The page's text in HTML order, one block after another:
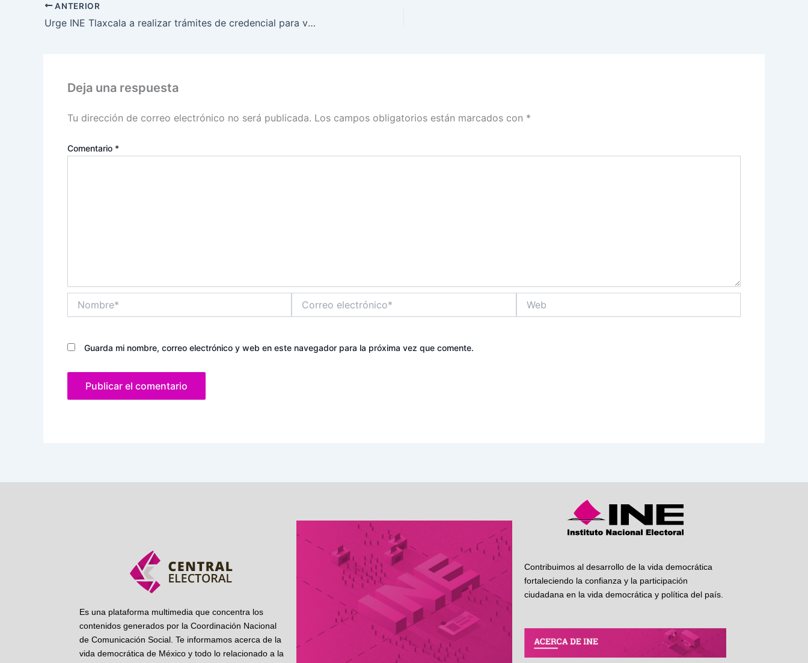
ANTERIOR
Urge INE Tlaxcala a realizar trámites de credencial para votar antes del 10 de febrero de 2025
Deja una respuesta
Tu dirección de correo electrónico no será publicada. Los campos obligatorios están marcados con *
Comentario *
electrónico*
Guarda mi nombre, correo electrónico y web en este navegador para la próxima vez que comente.
Es una plataforma multimedia que concentra los
contenidos generados por la Coordinación Nacional
de Comunicación Social. Te informamos acerca de la
vida democrática de México y todo lo relacionado a la
Contribuimos al desarrollo de la vida democrática
fortaleciendo la confianza y la participación
ciudadana en la vida democrática y política del país.